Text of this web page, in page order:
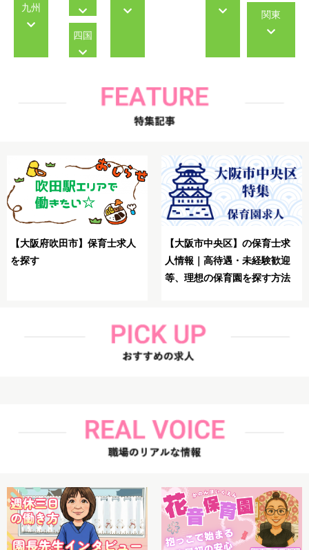
関東
四国
九州
【大阪市鶴見区】保育士が理
想の求人を探す方法解説
【大阪市生野区】保育士が理
想の求人を探す方法